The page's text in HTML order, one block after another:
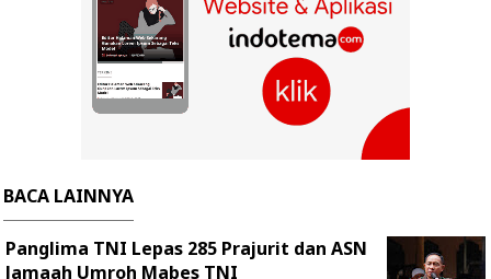
BACA LAINNYA
Panglima TNI Lepas 285 Prajurit dan ASN
Jamaah Umroh Mabes TNI